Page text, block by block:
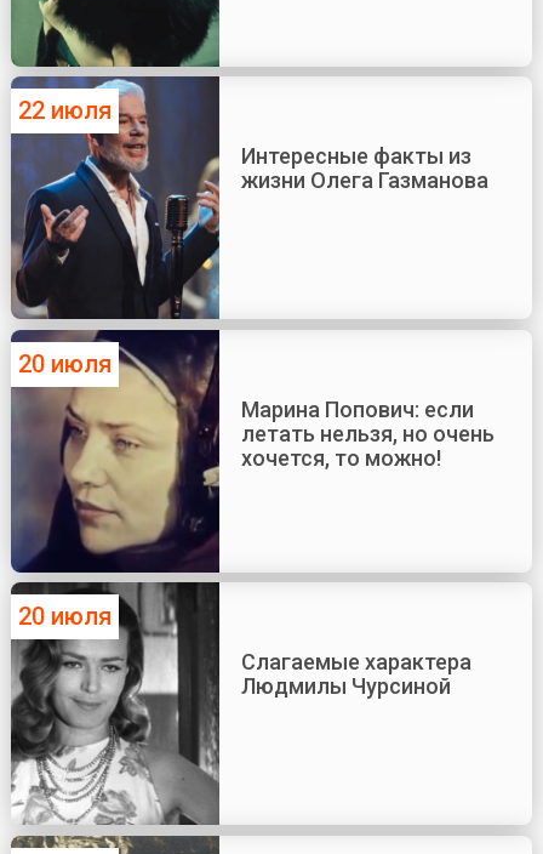
22 июля
Интересные факты из
жизни Олега Газманова
20 июля
Марина Попович: если
летать нельзя, но очень
хочется, то можно!
20 июля
Слагаемые характера
Людмилы Чурсиной